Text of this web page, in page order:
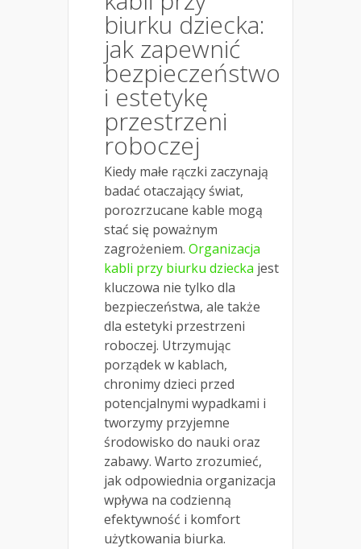
biurku dziecka:
jak zapewnić
bezpieczeństwo
i estetykę
przestrzeni
roboczej
Kiedy małe rączki zaczynają
badać otaczający świat,
porozrzucane kable mogą
stać się poważnym
zagrożeniem. Organizacja
kabli przy biurku dziecka jest
kluczowa nie tylko dla
bezpieczeństwa, ale także
dla estetyki przestrzeni
roboczej. Utrzymując
porządek w kablach,
chronimy dzieci przed
potencjalnymi wypadkami i
tworzymy przyjemne
środowisko do nauki oraz
zabawy. Warto zrozumieć,
jak odpowiednia organizacja
wpływa na codzienną
efektywność i komfort
użytkowania biurka.